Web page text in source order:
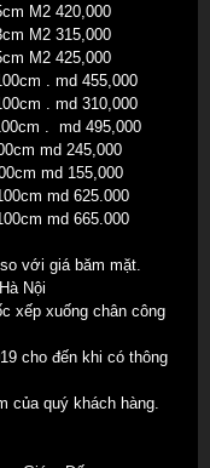
cm M2 420,000
cm M2 315,000
cm M2 425,000
. md 455,000
. md 310,000
. md 495,000
md 245,000
md 155,000
md 625.000
md 665.000
với giá băm mặt.
Nội
xếp xuống chân công
cho đến khi có thông
của quý khách hàng.